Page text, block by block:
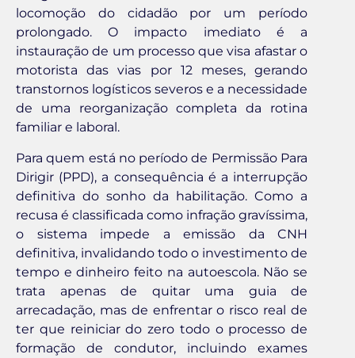
locomoção do cidadão por um período
prolongado. O impacto imediato é a
instauração de um processo que visa afastar o
motorista das vias por 12 meses, gerando
transtornos logísticos severos e a necessidade
de uma reorganização completa da rotina
familiar e laboral.
Para quem está no período de Permissão Para
Dirigir (PPD), a consequência é a interrupção
definitiva do sonho da habilitação. Como a
recusa é classificada como infração gravíssima,
o sistema impede a emissão da CNH
definitiva, invalidando todo o investimento de
tempo e dinheiro feito na autoescola. Não se
trata apenas de quitar uma guia de
arrecadação, mas de enfrentar o risco real de
ter que reiniciar do zero todo o processo de
formação de condutor, incluindo exames